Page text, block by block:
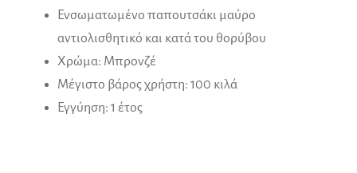
Ενσωματωμένο παπουτσάκι μαύρο
αντιολισθητικό και κατά του θορύβου
Χρώμα: Μπρονζέ
Μέγιστο βάρος χρήστη: 100 κιλά
Εγγύηση: 1 έτος